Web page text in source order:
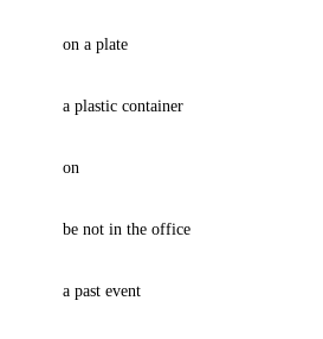
on a plate
a plastic container
on
be not in the office
a past event